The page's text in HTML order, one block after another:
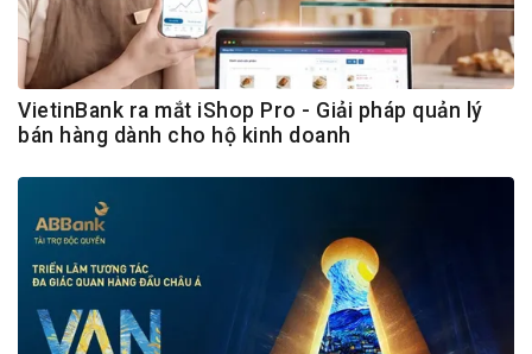
VietinBank ra mắt iShop Pro - Giải pháp quản lý
bán hàng dành cho hộ kinh doanh